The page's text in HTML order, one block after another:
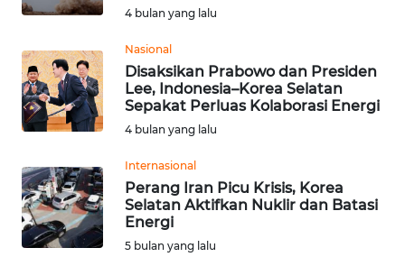
4 bulan yang lalu
Nasional
Disaksikan Prabowo dan Presiden
Lee, Indonesia–Korea Selatan
Sepakat Perluas Kolaborasi Energi
4 bulan yang lalu
Internasional
Perang Iran Picu Krisis, Korea
Selatan Aktifkan Nuklir dan Batasi
Energi
5 bulan yang lalu
PAPUA
WN
PAPUA
BARAT
WN
RIAU
WN